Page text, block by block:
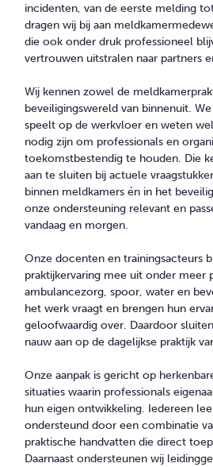
incidenten, van de eerste melding tot
dragen wij bij aan
die ook onder druk professioneel
vertrouwen uitstralen naar partners
Wij kennen zowel de
beveiligingswereld van binnenuit.
speelt op de werkvloer en weten
nodig zijn om professionals en
toekomstbestendig te houden. Die
aan te sluiten bij actuele
binnen meldkamers én in het
onze ondersteuning relevant en
vandaag en morgen.
Onze docenten en trainingsacteurs
praktijkervaring mee uit onder meer
ambulancezorg, spoor, water en
het werk vraagt en brengen hun
geloofwaardig over. Daardoor
nauw aan op de dagelijkse praktijk
Onze aanpak is gericht op
situaties waarin professionals
hun eigen ontwikkeling. Iedereen
ondersteund door een combinatie
praktische handvatten die direct
Daarnaast ondersteunen wij